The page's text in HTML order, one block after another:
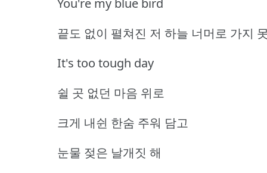
끝도 없이 펼쳐진 저 하늘 너머로 가지
It's too tough day
쉴 곳 없던 마음 위로
크게 내쉰 한숨 주워 담고
눈물 젖은 날개짓 해